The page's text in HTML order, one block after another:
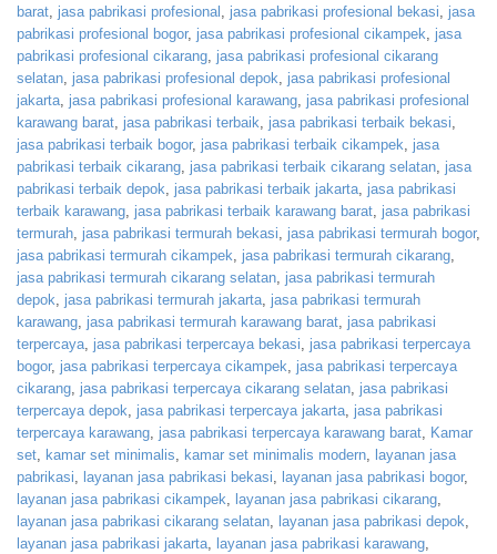
barat jasa pabrikasi profesional jasa pabrikasi profesional bekasi
jasa
pabrikasi profesional bogor, jasa pabrikasi profesional cikampek
jasa
pabrikasi profesional cikarang jasa pabrikasi profesional cikarang
selatan jasa pabrikasi profesional depok
jasa pabrikasi profesional
jakarta jasa pabrikasi profesional karawang jasa pabrikasi profesional
karawang barat jasa pabrikasi terbaik jasa pabrikasi terbaik bekasi
jasa pabrikasi terbaik bogor, jasa pabrikasi terbaik cikampek
jasa
pabrikasi terbaik cikarang jasa pabrikasi terbaik cikarang selatan jasa
pabrikasi terbaik depok
jasa pabrikasi terbaik jakarta jasa pabrikasi
terbaik karawang jasa pabrikasi terbaik karawang barat jasa pabrikasi
termurah jasa pabrikasi termurah bekasi jasa pabrikasi termurah bogor,
jasa pabrikasi termurah cikampek
jasa pabrikasi termurah cikarang
jasa pabrikasi termurah cikarang selatan jasa pabrikasi termurah
depok
jasa pabrikasi termurah jakarta jasa pabrikasi termurah
karawang jasa pabrikasi termurah karawang barat jasa pabrikasi
terpercaya jasa pabrikasi terpercaya bekasi
jasa pabrikasi terpercaya
bogor, jasa pabrikasi terpercaya cikampek
jasa pabrikasi terpercaya
cikarang jasa pabrikasi terpercaya cikarang selatan jasa pabrikasi
terpercaya depok
jasa pabrikasi terpercaya jakarta jasa pabrikasi
terpercaya karawang jasa pabrikasi terpercaya karawang barat
Kamar
set
kamar set minimalis kamar set minimalis modern
layanan jasa
pabrikasi
layanan jasa pabrikasi bekasi layanan jasa pabrikasi bogor,
layanan jasa pabrikasi cikampek
layanan jasa pabrikasi cikarang
layanan jasa pabrikasi cikarang selatan
layanan jasa pabrikasi depok
layanan jasa pabrikasi jakarta
layanan jasa pabrikasi karawang